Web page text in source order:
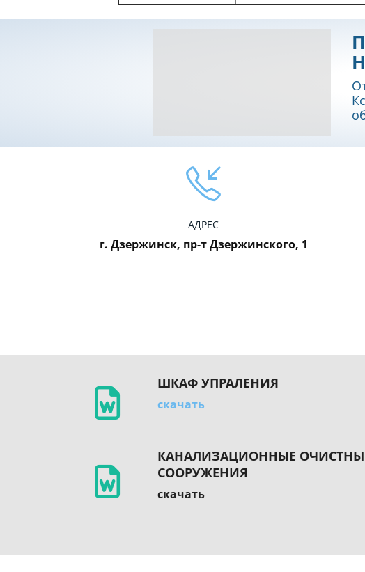
АДРЕС
г. Дзержинск, пр-т Дзержинского, 1
ШКАФ УПРАЛЕНИЯ
скачать
КАНАЛИЗАЦИОННЫЕ
СООРУЖЕНИЯ
скачать